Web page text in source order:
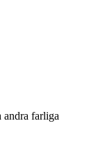
farliga